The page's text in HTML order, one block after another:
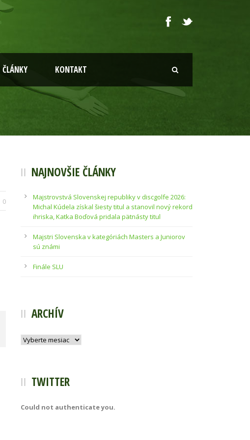
ČLÁNKY KONTAKT
0
NAJNOVŠIE ČLÁNKY
Majstrovstvá Slovenskej republiky v discgolfe 2026:
Michal Kúdela získal šiesty titul a stanovil nový rekord
ihriska, Katka Boďová pridala pätnásty titul
Majstri Slovenska v kategóriách Masters a Juniorov
sú známi
Finále SLU
ARCHÍV
Archív
TWITTER
Could not authenticate you.